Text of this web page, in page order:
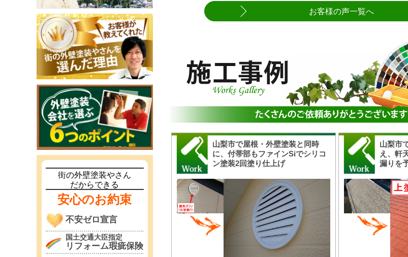
お客様の声一覧へ
山梨市で屋根・外壁塗装と同時
に、付帯部もファインSiでシリコ
ン塗装2回塗り仕上げ
山梨市
え、軒
漏りを
街の外壁塗装やさん
だからできる
安心のお約束
不安ゼロ宣言
国土交通大臣指定
リフォーム瑕疵保険